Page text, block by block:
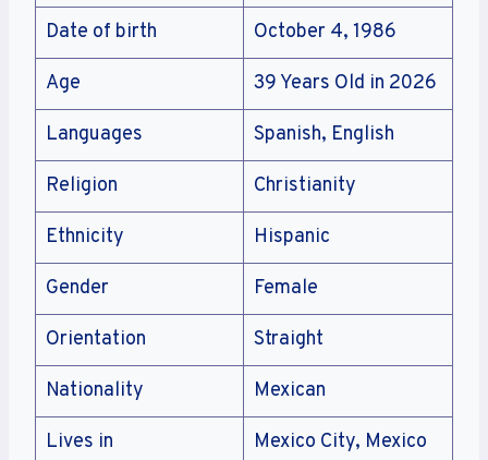
Date of birth October 4, 1986
Age 39 Years Old in 2026
Languages Spanish, English
Religion Christianity
Ethnicity Hispanic
Gender Female
Orientation Straight
Nationality Mexican
Lives in Mexico City, Mexico